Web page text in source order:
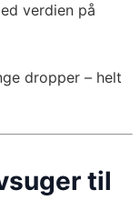
verdien på
dropper – helt
til